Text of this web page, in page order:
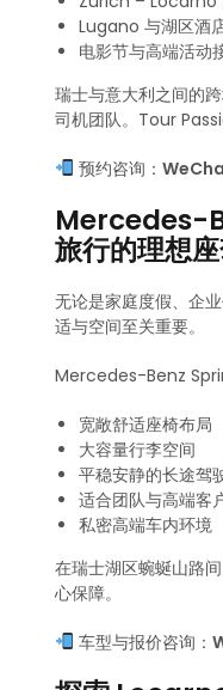
Lugano 与湖区酒
电影节与高端活动
瑞士与意大利之间的
司机团队。Tour
预约咨询：
Mercedes-
旅行的理想
无论是家庭度假、企
适与空间至关重要。
Mercedes-Benz
宽敞舒适座椅布局
大容量行李空间
平稳安静的长途驾
适合团队与高端客
私密高端车内环境
在瑞士湖区蜿蜒山路
心保障。
车型与报价咨询：